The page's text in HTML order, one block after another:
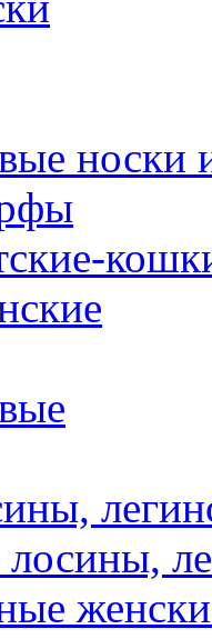
носки